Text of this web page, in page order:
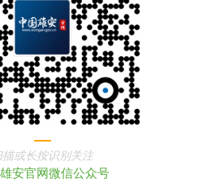
描或长按识别关注
安官网微信公众号